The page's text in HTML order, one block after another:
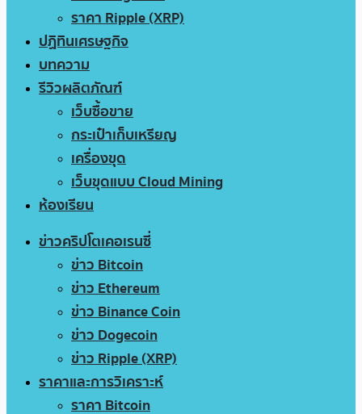
ราคา Ripple (XRP)
ปฏิทินเศรษฐกิจ
บทความ
รีวิวผลิตภัณฑ์
เว็บซื้อขาย
กระเป๋าเก็บเหรียญ
เครื่องขุด
เว็บขุดแบบ Cloud Mining
ห้องเรียน
ข่าวคริปโตเคอเรนซี่
ข่าว Bitcoin
ข่าว Ethereum
ข่าว Binance Coin
ข่าว Dogecoin
ข่าว Ripple (XRP)
ราคาและการวิเคราะห์
ราคา Bitcoin